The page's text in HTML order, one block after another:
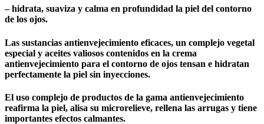
– hidrata, suaviza y calma en profundidad la piel del contorno
de los ojos.
Las sustancias antienvejecimiento eficaces, un complejo vegetal
especial y aceites valiosos contenidos en la crema
antienvejecimiento para el contorno de ojos tensan e hidratan
perfectamente la piel sin inyecciones.
El uso complejo de productos de la gama antienvejecimiento
reafirma la piel, alisa su microrelieve, rellena las arrugas y tiene
importantes efectos calmantes.